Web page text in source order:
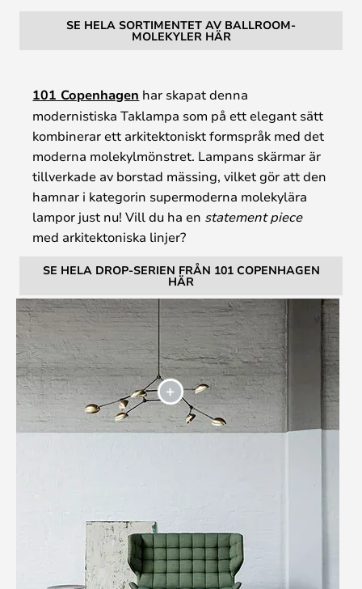
SE HELA SORTIMENTET AV BALLROOM-
MOLEKYLER HÄR
101 Copenhagen har skapat denna
modernistiska Taklampa som på ett elegant sätt
kombinerar ett arkitektoniskt formspråk med det
moderna molekylmönstret. Lampans skärmar är
tillverkade av borstad mässing, vilket gör att den
hamnar i kategorin supermoderna molekylära
lampor just nu! Vill du ha en statement piece
med arkitektoniska linjer?
SE HELA DROP-SERIEN FRÅN 101 COPENHAGEN
HÄR